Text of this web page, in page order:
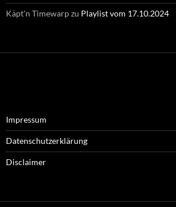
Käpt'n Timewarpzu Playlist vom 17.10.2024
Impressum
Datenschutzerklärung
Disclaimer